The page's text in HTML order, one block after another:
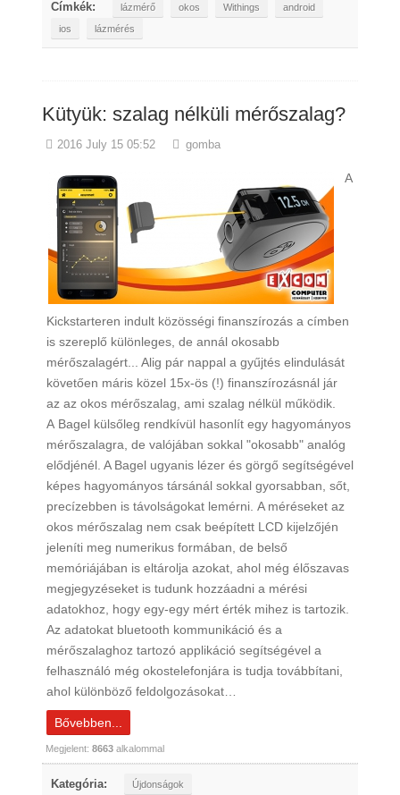
Címkék: lázmérő okos Withings
android
ios
lázmérés
Kütyük: szalag nélküli mérőszalag?
2016 July 15 05:52 gomba
A
Kickstarteren indult közösségi finanszírozás a címben
is szereplő különleges, de annál okosabb
mérőszalagért... Alig pár nappal a gyűjtés elindulását
követően máris közel 15x-ös (!) finanszírozásnál jár
az az okos mérőszalag, ami szalag nélkül működik.
A Bagel külsőleg rendkívül hasonlít egy hagyományos
mérőszalagra, de valójában sokkal "okosabb" analóg
elődjénél. A Bagel ugyanis lézer és görgő segítségével
képes hagyományos társánál sokkal gyorsabban, sőt,
precízebben is távolságokat lemérni. A méréseket az
okos mérőszalag nem csak beépített LCD kijelzőjén
jeleníti meg numerikus formában, de belső
memóriájában is eltárolja azokat, ahol még élőszavas
megjegyzéseket is tudunk hozzáadni a mérési
adatokhoz, hogy egy-egy mért érték mihez is tartozik.
Az adatokat bluetooth kommunikáció és a
mérőszalaghoz tartozó applikáció segítségével a
felhasználó még okostelefonjára is tudja továbbítani,
ahol különböző feldolgozásokat…
Bővebben...
Megjelent: 8663alkalommal
Kategória: Újdonságok